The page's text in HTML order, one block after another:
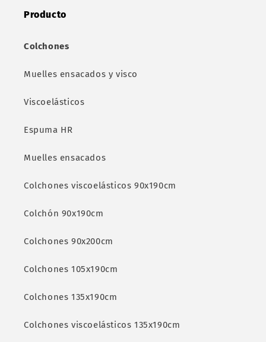
Producto
Colchones
Muelles ensacados y visco
Viscoelásticos
Espuma HR
Muelles ensacados
Colchones viscoelásticos 90x190cm
Colchón 90x190cm
Colchones 90x200cm
Colchones 105x190cm
Colchones 135x190cm
Colchones viscoelásticos 135x190cm